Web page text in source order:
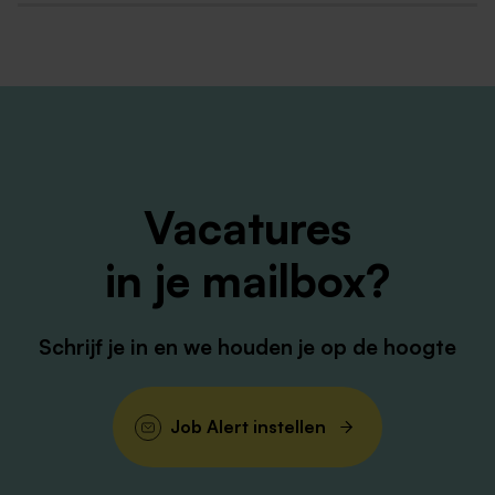
Een plek waar je als professional kunt doorgroeien;
ondersteunen.
Wie zijn wij?
Basisschool Overhoven is een school die een veilige
studenten en iedereen die ons kan helpen te bouwen
aan een school waarbij kansengelijkheid en
talentontwikkeling belangrijk zijn. We werken op
basisschool Overhoven in units, samenwerken staat
hierbij voorop. Leerkrachten en onderwijsassistenten
Vacatures
in je mailbox?
Schrijf je in en we houden je op de hoogte
Job Alert instellen